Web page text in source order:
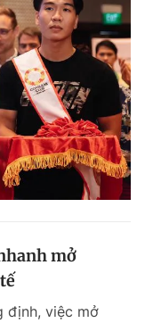
mở
định, việc mở